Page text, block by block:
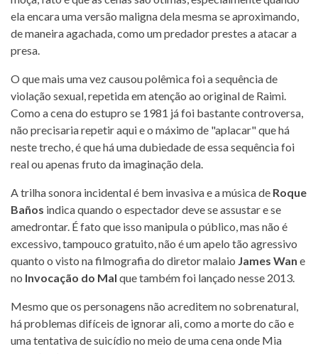
ela encara uma versão maligna dela mesma se aproximando,
de maneira agachada, como um predador prestes a atacar a
presa.
O que mais uma vez causou polêmica foi a sequência de
violação sexual, repetida em atenção ao original de Raimi.
Como a cena do estupro se 1981 já foi bastante controversa,
não precisaria repetir aqui e o máximo de "aplacar" que há
neste trecho, é que há uma dubiedade de essa sequência foi
real ou apenas fruto da imaginação dela.
A trilha sonora incidental é bem invasiva e a música de Roque
Baños indica quando o espectador deve se assustar e se
amedrontar. É fato que isso manipula o público, mas não é
excessivo, tampouco gratuito, não é um apelo tão agressivo
quanto o visto na filmografia do diretor malaio James Wan e
no Invocação do Mal que também foi lançado nesse 2013.
Mesmo que os personagens não acreditem no sobrenatural,
há problemas difíceis de ignorar ali, como a morte do cão e
uma tentativa de suicídio no meio de uma cena onde Mia